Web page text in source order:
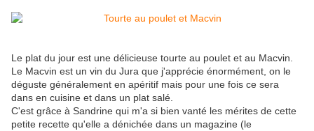
Le plat du jour est une délicieuse tourte au poulet et au Macvin.
Le Macvin est un vin du Jura que j'apprécie énormément, on le
déguste généralement en apéritif mais pour une fois ce sera
dans en cuisine et dans un plat salé.
C'est grâce à Sandrine qui m'a si bien vanté les mérites de cette
petite recette qu'elle a dénichée dans un magazine (le